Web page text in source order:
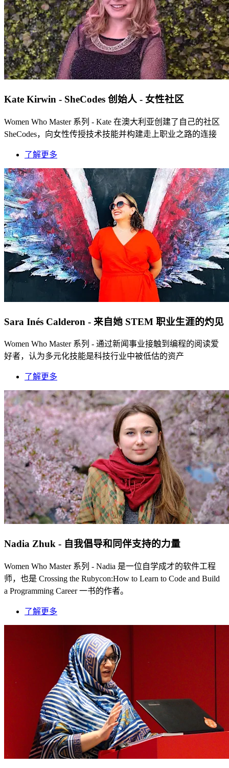
Kate Kirwin - SheCodes 创始人 - 女性社区
Women Who Master 系列 - Kate 在澳大利亚创建了自己的社区
SheCodes，向女性传授技术技能并构建走上职业之路的连接
了解更多
Sara Inés Calderon - 来自她 STEM 职业生涯的灼见
Women Who Master 系列 - 通过新闻事业接触到编程的阅读爱
好者，认为多元化技能是科技行业中被低估的资产
了解更多
Nadia Zhuk - 自我倡导和同伴支持的力量
Women Who Master 系列 - Nadia 是一位自学成才的软件工程
师，也是 Crossing the Rubycon:How to Learn to Code and Build
a Programming Career 一书的作者。
了解更多